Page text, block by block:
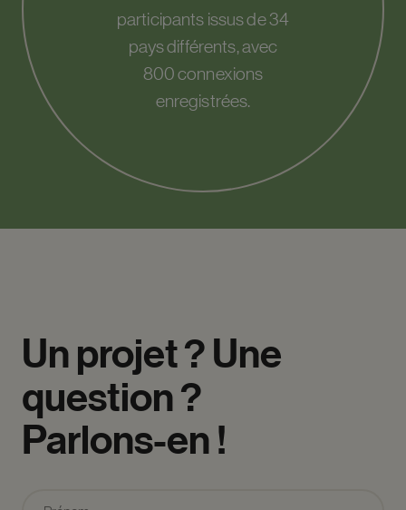
participants issus de 34
pays différents, avec
800 connexions
enregistrées.
Unprojet?Une
question?
Parlons-en!